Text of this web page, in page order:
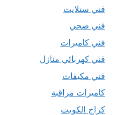
فني ستلايت
فني صحي
فني كاميرات
فني كهربائي منازل
فني مكيفات
كاميرات مراقبة
كراج الكويت